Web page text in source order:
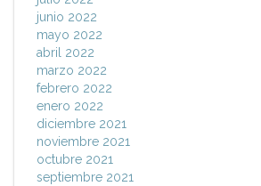
junio 2022
mayo 2022
abril 2022
marzo 2022
febrero 2022
enero 2022
diciembre 2021
noviembre 2021
octubre 2021
septiembre 2021